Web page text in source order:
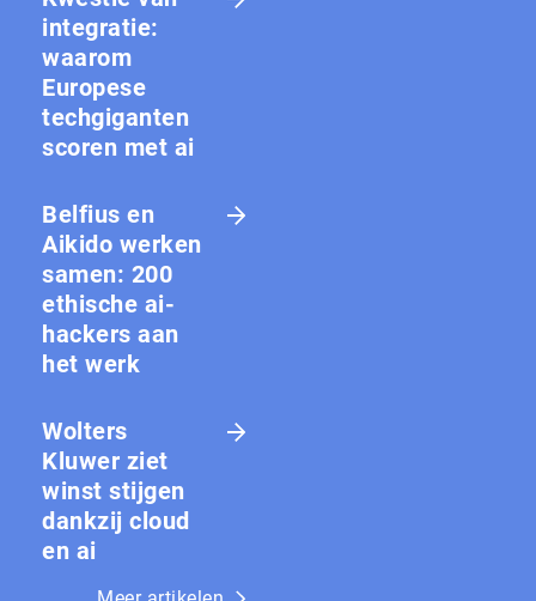
integratie:
waarom
Europese
techgiganten
scoren met ai
Belfius en
Aikido werken
samen: 200
ethische ai-
hackers aan
het werk
Wolters
Kluwer ziet
winst stijgen
dankzij cloud
en ai